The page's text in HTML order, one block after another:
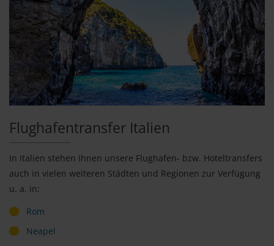
Flughafentransfer Italien
In Italien stehen Ihnen unsere Flughafen- bzw. Hoteltransfers
auch in vielen weiteren Städten und Regionen zur Verfügung
u. a. in:
Rom
Neapel